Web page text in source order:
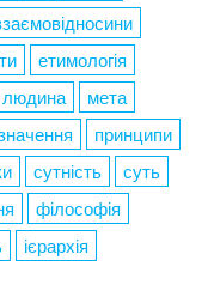
етимологія
людина
мета
принципи
сутність
суть
філософія
ієрархія